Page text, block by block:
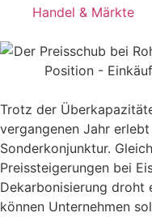
Handel & Märkte
Trotz der
vergangenen Jahr
Sonderkonjunktur.
Preissteigerungen bei
Dekarbonisierung droht
können Unternehmen